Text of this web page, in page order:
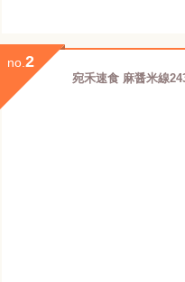
no. 2
宛禾速食 麻醤米線